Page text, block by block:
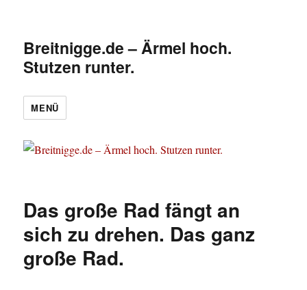
Breitnigge.de – Ärmel hoch.
Stutzen runter.
MENÜ
Das große Rad fängt an
sich zu drehen. Das ganz
große Rad.